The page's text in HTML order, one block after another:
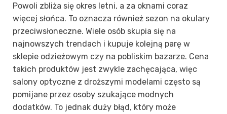
Powoli zbliża się okres letni, a za oknami coraz
więcej słońca. To oznacza również sezon na okulary
przeciwsłoneczne. Wiele osób skupia się na
najnowszych trendach i kupuje kolejną parę w
sklepie odzieżowym czy na pobliskim bazarze. Cena
takich produktów jest zwykle zachęcająca, więc
salony optyczne z droższymi modelami często są
pomijane przez osoby szukające modnych
dodatków. To jednak duży błąd, który może